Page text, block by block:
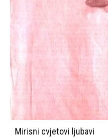
Mirisni cvjetovi ljubavi